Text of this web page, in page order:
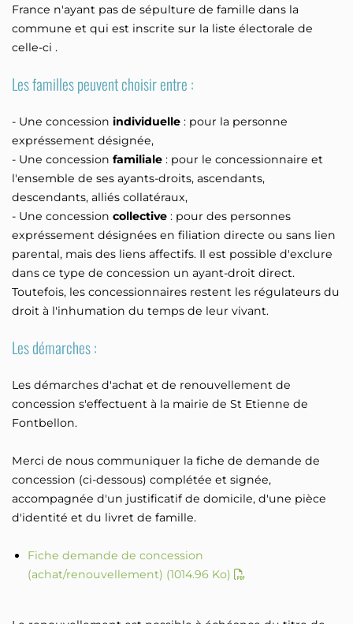
France n'ayant pas de sépulture de famille dans la
commune et qui est inscrite sur la liste électorale de
celle-ci .
Les familles peuvent choisir entre :
- Une concession individuelle : pour la personne
expréssement désignée,
- Une concession familiale : pour le concessionnaire et
l'ensemble de ses ayants-droits, ascendants,
descendants, alliés collatéraux,
- Une concession collective : pour des personnes
expréssement désignées en filiation directe ou sans lien
parental, mais des liens affectifs. Il est possible d'exclure
dans ce type de concession un ayant-droit direct.
Toutefois, les concessionnaires restent les régulateurs du
droit à l'inhumation du temps de leur vivant.
Les démarches :
Les démarches d'achat et de renouvellement de
concession s'effectuent à la mairie de St Etienne de
Fontbellon.
Merci de nous communiquer la fiche de demande de
concession (ci-dessous) complétée et signée,
accompagnée d'un justificatif de domicile, d'une pièce
d'identité et du livret de famille.
Fiche demande de concession
(achat/renouvellement) (1014.96 Ko)